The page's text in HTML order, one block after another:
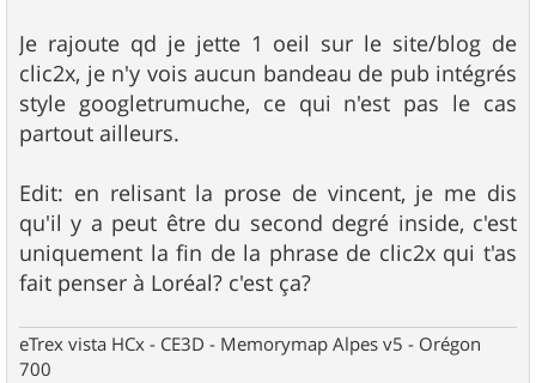
Je rajoute qd je jette 1 oeil sur le site/blog de
clic2x, je n'y vois aucun bandeau de pub intégrés
style googletrumuche, ce qui n'est pas le cas
partout ailleurs.
Edit: en relisant la prose de vincent, je me dis
qu'il y a peut être du second degré inside, c'est
uniquement la fin de la phrase de clic2x qui t'as
fait penser à Loréal? c'est ça?
eTrex vista HCx - CE3D - Memorymap Alpes v5 - Orégon
700